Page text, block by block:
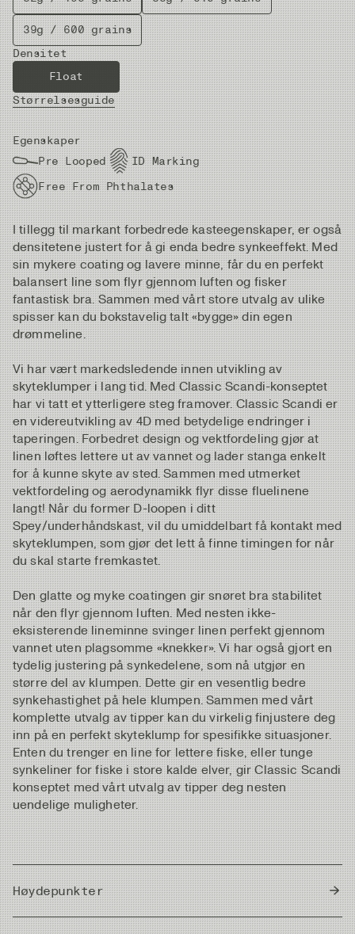
39g / 600 grains
Densitet
Float
Størrelsesguide
Egenskaper
Pre Looped
ID Marking
Free From Phthalates
I tillegg til markant forbedrede kasteegenskaper, er også
densitetene justert for å gi enda bedre synkeeffekt. Med
sin mykere coating og lavere minne, får du en perfekt
balansert line som flyr gjennom luften og fisker
fantastisk bra. Sammen med vårt store utvalg av ulike
spisser kan du bokstavelig talt «bygge» din egen
drømmeline.
Vi har vært markedsledende innen utvikling av
skyteklumper i lang tid. Med Classic Scandi-konseptet
har vi tatt et ytterligere steg framover. Classic Scandi er
en videreutvikling av 4D med betydelige endringer i
taperingen. Forbedret design og vektfordeling gjør at
linen løftes lettere ut av vannet og lader stanga enkelt
for å kunne skyte av sted. Sammen med utmerket
vektfordeling og aerodynamikk flyr disse fluelinene
langt! Når du former D-loopen i ditt
Spey/underhåndskast, vil du umiddelbart få kontakt med
skyteklumpen, som gjør det lett å finne timingen for når
du skal starte fremkastet.
Den glatte og myke coatingen gir snøret bra stabilitet
når den flyr gjennom luften. Med nesten ikke-
eksisterende lineminne svinger linen perfekt gjennom
vannet uten plagsomme «knekker». Vi har også gjort en
tydelig justering på synkedelene, som nå utgjør en
større del av klumpen. Dette gir en vesentlig bedre
synkehastighet på hele klumpen. Sammen med vårt
komplette utvalg av tipper kan du virkelig finjustere deg
inn på en perfekt skyteklump for spesifikke situasjoner.
Enten du trenger en line for lettere fiske, eller tunge
synkeliner for fiske i store kalde elver, gir Classic Scandi
konseptet med vårt utvalg av tipper deg nesten
uendelige muligheter.
Høydepunkter
Den mest brukervennlige multi-tip bodyen vi har